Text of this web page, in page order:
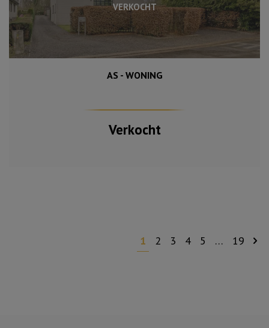
VERKOCHT
2 484 m² 220 m²
AS - WONING
Verkocht
1 2 3 4 5 … 19